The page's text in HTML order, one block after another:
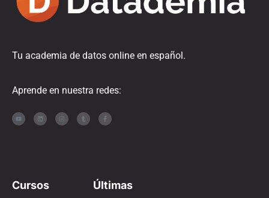
Tu academia de datos online en español.
Aprende en nuestra redes:
Cursos
Últimas